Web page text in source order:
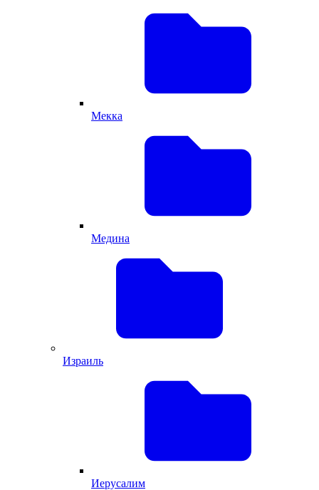
Мекка
Медина
Израиль
Иерусалим